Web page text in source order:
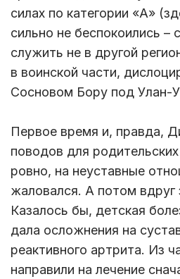
силах по категории «А»
сильно не беспокоились –
служить не в другой
в воинской части,
Сосновом Бору под Улан-
Первое время и, правда,
поводов для
ровно, на неуставные
жаловался. А потом вдруг
Казалось бы, детская
дала осложнения на
реактивного артрита. Из
направили на лечение